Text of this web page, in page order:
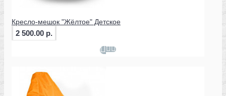
Кресло-мешок "Жёлтое" Детское
2 500.00 р.